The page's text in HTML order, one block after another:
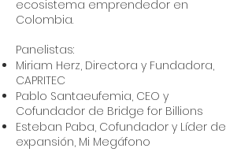
ecosistema emprendedor en
Colombia.
Panelistas:
Miriam Herz, Directora y Fundadora,
CAPRITEC
Pablo Santaeufemia, CEO y
Cofundador de Bridge for Billions
Esteban Paba, Cofundador y Líder de
expansión, Mi Megáfono